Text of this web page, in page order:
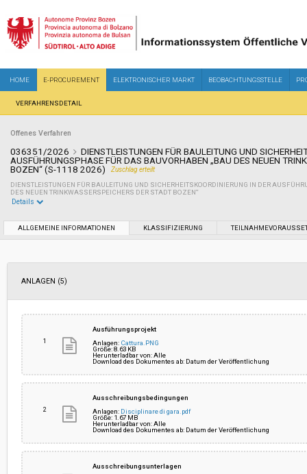
HOME E-PROCUREMENT ELEKTRONISCHER MARKT BEOBACHTUNGSSTELLE
VERFAHRENSDETAIL
Offenes Verfahren
036351/2026
DIENSTLEISTUNGEN FÜR BAULEITUNG UND
AUSFÜHRUNGSPHASE FÜR DAS BAUVORHABEN „BAU DES NEUEN
BOZEN“ (S-1118 2026)
Zuschlag erteilt
DIENSTLEISTUNGEN FÜR BAULEITUNG UND SICHERHEITSKOORDINIERUNG IN DER
DES NEUEN TRINKWASSERSPEICHERS DER STADT BOZEN“
Soziale Dienstleistungen:
Auswahl des Vertragspartners:
Betrag der Ausschreibung: € 536.176,21
Einziger Projektverantwortlicher:
Link zum Transparenzfaszikel: Klicken Sie hier
Details
ALLGEMEINE INFORMATIONEN KLASSIFIZIERUNG
ANLAGEN (5)
1
Ausführungsprojekt
Anlagen: Cattura.PNG
Größe: 8.63 KB
Herunterladbar von: Alle
Download des Dokumentes ab: Datum der Veröffentlichung
2
Ausschreibungsbedingungen
Anlagen: Disciplinare di gara.pdf
Größe: 1.67 MB
Herunterladbar von: Alle
Download des Dokumentes ab: Datum der Veröffentlichung
Ausschreibungsunterlagen